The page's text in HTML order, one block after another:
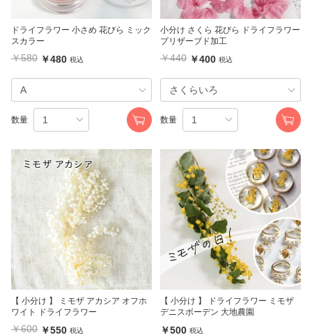
ドライフラワー 小さめ 花びら ミック
スカラー
￥580 ￥480 税込
数量
小分け さくら 花びら ドライフラワー
プリザーブド加工
￥440 ￥400 税込
数量
【 小分け 】 ミモザ アカシア オフホ
ワイト ドライフラワー
￥600 ￥550 税込
【 小分け 】 ドライフラワー ミモザ
デニスボーデン 大地農園
￥500 税込